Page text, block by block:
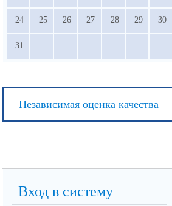
24 25 26 27 28 29 30
31
Независимая оценка качества
Вход в систему